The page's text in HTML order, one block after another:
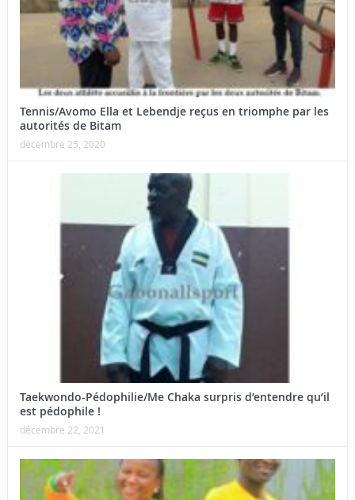
Tennis/Avomo Ella et Lebendje reçus en triomphe par les
autorités de Bitam
décembre 25, 2020
Taekwondo-Pédophilie/Me Chaka surpris d’entendre qu’il
est pédophile !
décembre 22, 2021